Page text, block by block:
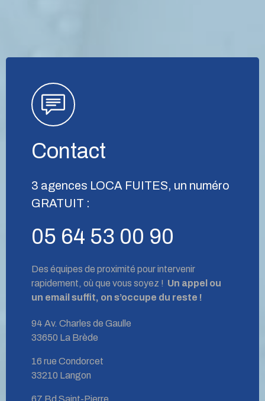
Contact
3 agences LOCA FUITES, un numéro
GRATUIT :
05 64 53 00 90
Des équipes de proximité pour intervenir
rapidement, où que vous soyez ! Un appel ou
un email suffit, on s’occupe du reste !
94 Av. Charles de Gaulle
33650 La Brède
16 rue Condorcet
33210 Langon
67 Bd Saint-Pierre